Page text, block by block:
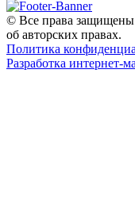
© Все права
об авторских правах.
Политика
Разработка интернет-